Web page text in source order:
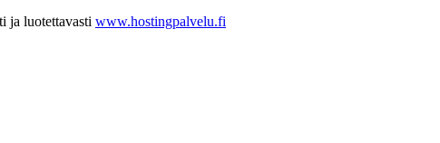
ja luotettavasti www.hostingpalvelu.fi